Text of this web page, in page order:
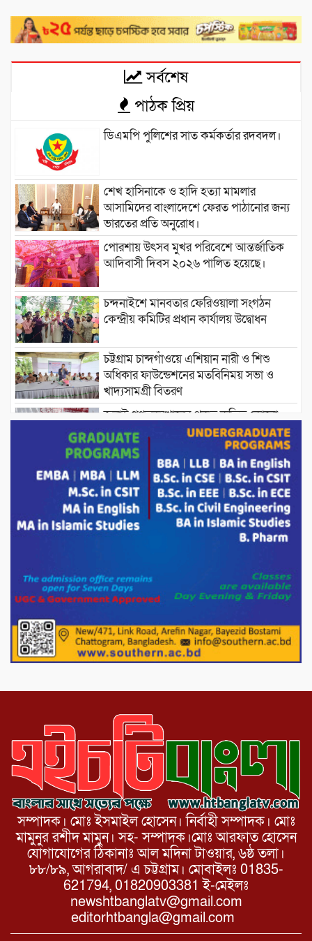
সর্বশেষ
পাঠক প্রিয়
ডিএমপি পুলিশের সাত কর্মকর্তার রদবদল।
শেখ হাসিনাকে ও হাদি হত্যা মামলার
আসামিদের বাংলাদেশে ফেরত পাঠানোর জন্য
ভারতের প্রতি অনুরোধ।
পোরশায় উৎসব মুখর পরিবেশে আন্তর্জাতিক
আদিবাসী দিবস ২০২৬ পালিত হয়েছে।
চন্দনাইশে মানবতার ফেরিওয়ালা সংগঠন
কেন্দ্রীয় কমিটির প্রধান কার্যালয় উদ্বোধন
চট্টগ্রাম চান্দগাঁওয়ে এশিয়ান নারী ও শিশু
অধিকার ফাউন্ডেশনের মতবিনিময় সভা ও
খাদ্যসামগ্রী বিতরণ
জুলাই গণঅভ্যুত্থানের প্রকৃত কৃতিত্ব কোনো
একক ব্যক্তি বা গোষ্ঠীর নয়; বরং এই কৃতিত্ব
দেশের জনগণের : তথ্য ও সম্প্রচারমন্ত্রী
পোরশার পুরইল সরকারি প্রাথমিক বিদ্যালয়ে
সংসদ সদস্য মোস্তাফিজুর রহমান কে সংবর্ধনা।
পাটগ্রামে ১০০ পিস ইয়াবাসহ দুই মাদক
ড্যাবের ৩৭তম প্রতিষ্ঠাবার্ষিকীতে প্রধানমন্ত্রী
তারেক রহমান।
চন্দনাইশের হাশিমপুর ৪ নং ওয়ার্ডে ৫’শতাধিক
হতদরিদ্র পরিবারের মাঝে খাদ্যসামগ্রী বিতরণ
সম্পাদক। মোঃ ইসমাইল হোসেন। নির্বাহী সম্পাদক। মোঃ
মামুনুর রশীদ মামুন। সহ- সম্পাদক।মোঃ আরফাত হোসেন
যোগাযোগের ঠিকানাঃ আল মদিনা টাওয়ার, ৬ষ্ঠ তলা।
৮৮/৮৯, আগরাবাদ/ এ চট্টগ্রাম। মোবাইলঃ 01835-
621794, 01820903381 ই-মেইলঃ
newshtbanglatv@gmail.com
editorhtbangla@gmail.com